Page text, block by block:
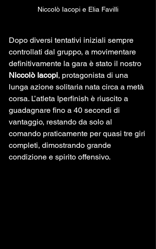
Niccolò Iacopi e Elia Favilli
Dopo diversi tentativi iniziali sempre
controllati dal gruppo, a movimentare
definitivamente la gara è stato il nostro
Niccolò Iacopi, protagonista di una
lunga azione solitaria nata circa a metà
corsa. L’atleta Iperfinish è riuscito a
guadagnare fino a 40 secondi di
vantaggio, restando da solo al
comando praticamente per quasi tre giri
completi, dimostrando grande
condizione e spirito offensivo.